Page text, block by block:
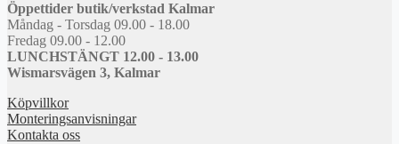
Öppettider butik/verkstad Kalmar
Måndag - Torsdag 09.00 - 18.00
Fredag 09.00 - 12.00
LUNCHSTÄNGT 12.00 - 13.00
Wismarsvägen 3, Kalmar
Köpvillkor
Monteringsanvisningar
Kontakta oss